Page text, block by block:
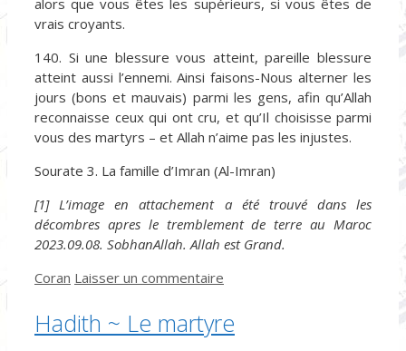
alors que vous êtes les supérieurs, si vous êtes de
vrais croyants.
140. Si une blessure vous atteint, pareille blessure
atteint aussi l’ennemi. Ainsi faisons-Nous alterner les
jours (bons et mauvais) parmi les gens, afin qu’Allah
reconnaisse ceux qui ont cru, et qu’Il choisisse parmi
vous des martyrs – et Allah n’aime pas les injustes.
Sourate 3. La famille d’Imran (Al-Imran)
[1] L’image en attachement a été trouvé dans les
décombres apres le tremblement de terre au Maroc
2023.09.08. SobhanAllah. Allah est Grand.
Catégories
Coran Laisser un commentaire
Hadith ~ Le martyre